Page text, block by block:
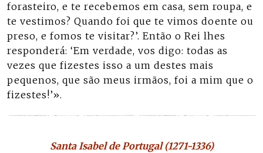
forasteiro, e te recebemos em casa, sem roupa, e
te vestimos? Quando foi que te vimos doente ou
preso, e fomos te visitar?’. Então o Rei lhes
responderá: ‘Em verdade, vos digo: todas as
vezes que fizestes isso a um destes mais
pequenos, que são meus irmãos, foi a mim que o
fizestes!’».
Santa Isabel de Portugal (1271-1336)